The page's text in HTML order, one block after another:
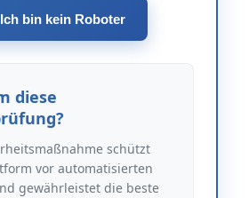
Ich bin kein Roboter
diese
schützt
vor automatisierten
gewährleistet die beste